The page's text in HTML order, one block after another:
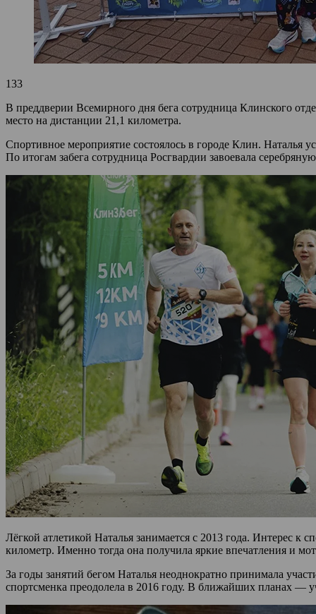
133
В преддверии Всемирного дня бега сотрудница Клинского
место на дистанции 21,1 километра.
Спортивное мероприятие состоялось в городе Клин. Наталья
По итогам забега сотрудница Росгвардии завоевала
Лёгкой атлетикой Наталья занимается с 2013 года. Интерес
километр. Именно тогда она получила яркие впечатления и
За годы занятий бегом Наталья неоднократно принимала
спортсменка преодолела в 2016 году. В ближайших планах —